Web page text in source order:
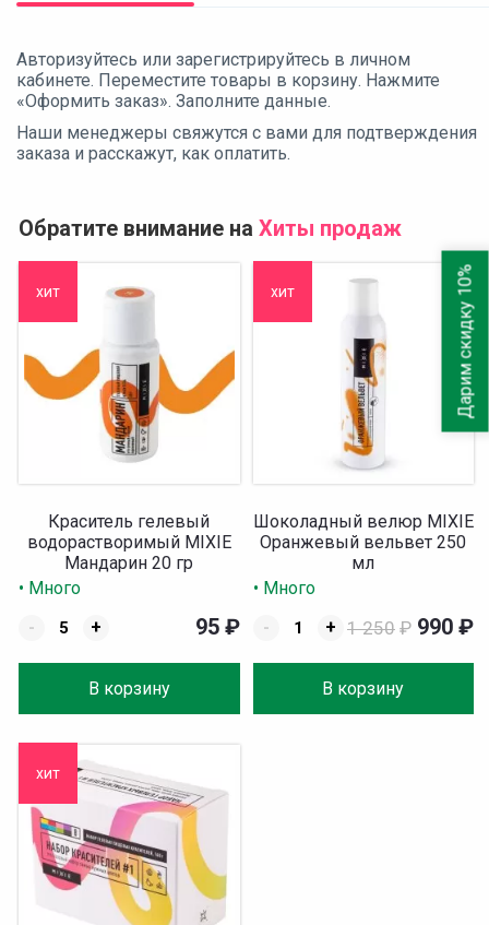
Авторизуйтесь или зарегистрируйтесь в личном
кабинете. Переместите товары в корзину. Нажмите
«Оформить заказ». Заполните данные.
Наши менеджеры свяжутся с вами для подтверждения
заказа и расскажут, как оплатить.
Обратите внимание на Хиты продаж
хит
Краситель гелевый
водорастворимый MIXIE
Мандарин 20 гр
• Много
-
+
В корзину
95 ₽
хит
Шоколадный велюр MIXIE
Оранжевый вельвет 250
мл
• Много
-
+
В корзину
1 250 ₽ 990 ₽
хит
Дарим скидку 10%